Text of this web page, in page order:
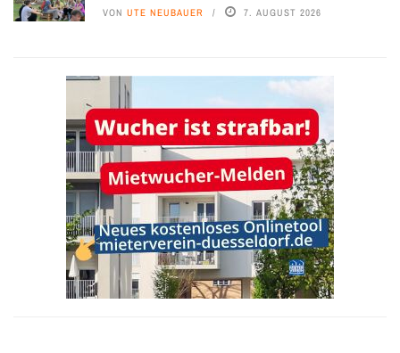
VON UTE NEUBAUER 7. AUGUST 2026